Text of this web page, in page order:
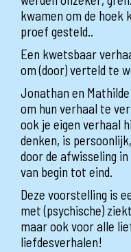
kwamen om de hoek
proef gesteld..
Een kwetsbaar
om (door) verteld te
Jonathan en
om hun verhaal te
ook je eigen verhaal
denken, is
door de afwisseling
van begin tot eind.
Deze voorstelling is
met (psychische)
maar ook voor alle
liefdesverhalen!